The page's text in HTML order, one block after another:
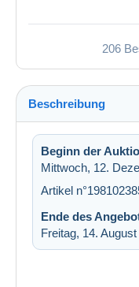
206
Beschreibung
Beginn der
Mittwoch, 12.
Artikel
Ende des
Freitag, 14.